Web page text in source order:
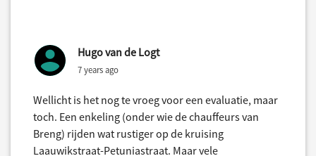
Hugo van de Logt
7 years ago
Wellicht is het nog te vroeg voor een evaluatie, maar
toch. Een enkeling (onder wie de chauffeurs van
Breng) rijden wat rustiger op de kruising
Laauwikstraat-Petuniastraat. Maar vele